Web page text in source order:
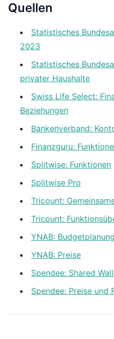
Quellen
Statistisches
2023
Statistisches
privater Haushalte
Swiss Life Select:
Beziehungen
Bankenverband:
Finanzguru:
Splitwise: Funktionen
Splitwise Pro
Tricount:
Tricount:
YNAB:
YNAB: Preise
Spendee: Shared
Spendee: Preise und